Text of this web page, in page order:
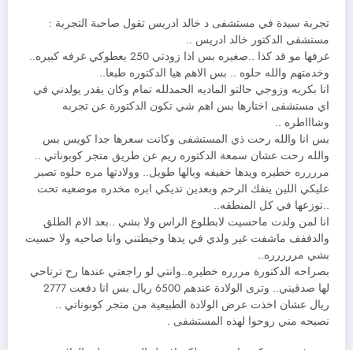
تجربة سيدة في مستشفى د خالد ادريس تقول صاحبة التجربة :
مستشفى الدكتور خالد ادريس ..
غرفها مو قد كذا ..صغيره بس اذا زودتي 250 يعطوكي غرفه كبيره..
وخدمتهم والله حلوه .. بس الاهم هيا الدكتوره طبعا..
انا بكريه وزوجي حالتو الماديه الحمدلله تمام وكان يقدر يولدني في
اي مستشفى اختارها بس اهم شي تكون الدكتورة عن تجربه
وشاااطره ..
بس انا والله رحت ذي المستشفى وكانت سعرها جدا كويس بس
والله رحت عشان سمعة الدكتوره ريم عن طريق متجر كوبوناتي ..
مرررره خطيره ويدها خفيفه وبالها طويل.. وولادتها مره حلوه تصبر
عليكي اللين ينفك الرحم وبعدين تديكي ابره مخدره موضعيه تحت
..توزعها في كل المنطقه..
انا لمن ولدت ماحسيت لابطلوع الراس ولا بشي ..بعد الام الطلق
والدففف ماشفت غير ولدي في يدها وخيطتني وانا صاحيه ولا حسيت
بشي مررررره..
بصراحه الدكتورة مررره خطيره..وانتي لو راجعتي عندها رح ترتاحي
لها صدقيني.. وترى الولادة عندهم 6500 ريال بس انا دفعت 2777
ريال عشان اخذت عرض الولادة الطبيعية من متجر كوبوناتي ..
نصيحه مني روحوا لهذه المستشفى .